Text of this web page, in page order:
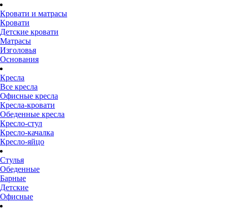
Кровати и матрасы
Кровати
Детские кровати
Матрасы
Изголовья
Основания
Кресла
Все кресла
Офисные кресла
Кресла-кровати
Обеденные кресла
Кресло-стул
Кресло-качалка
Кресло-яйцо
Стулья
Обеденные
Барные
Детские
Офисные